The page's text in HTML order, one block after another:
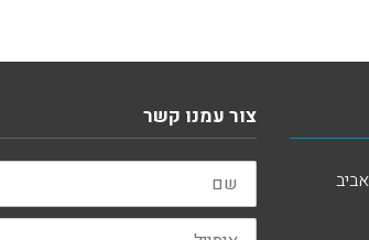
צור עמנו קשר
שם
אימייל